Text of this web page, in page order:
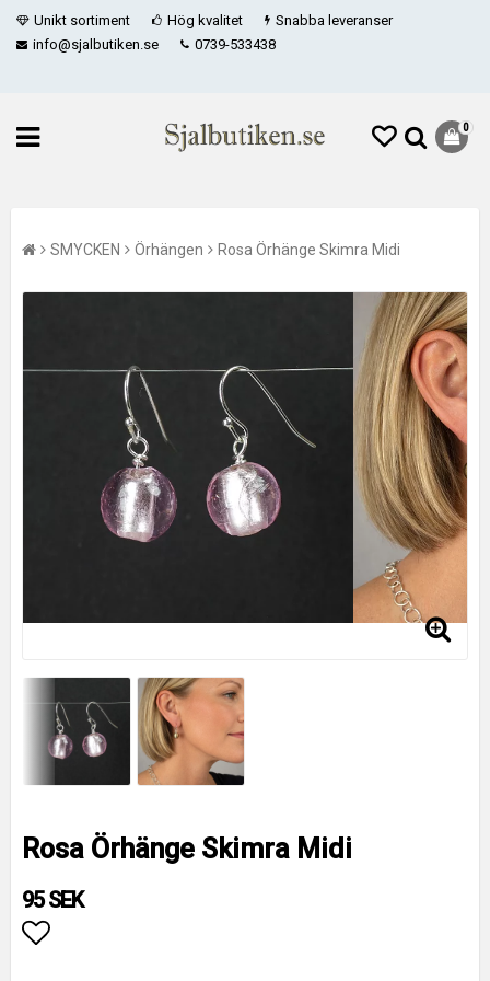
Unikt sortiment Hög kvalitet
Snabba leveranser
info@sjalbutiken.se
0739-533438
0
SMYCKEN Örhängen Rosa Örhänge Skimra Midi
Rosa Örhänge Skimra Midi
95 SEK